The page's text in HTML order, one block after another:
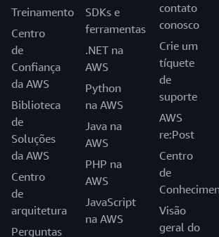
Treinamento
Centro
de
Confiança
da AWS
Biblioteca
de
Soluções
da AWS
Centro
de
arquitetura
Perguntas
SDKs e
ferramentas
.NET na
AWS
Python
na AWS
Java na
AWS
PHP na
AWS
JavaScript
na AWS
contato
conosco
Crie um
tíquete
de
suporte
AWS
re:Post
Centro
de
Visão
geral do